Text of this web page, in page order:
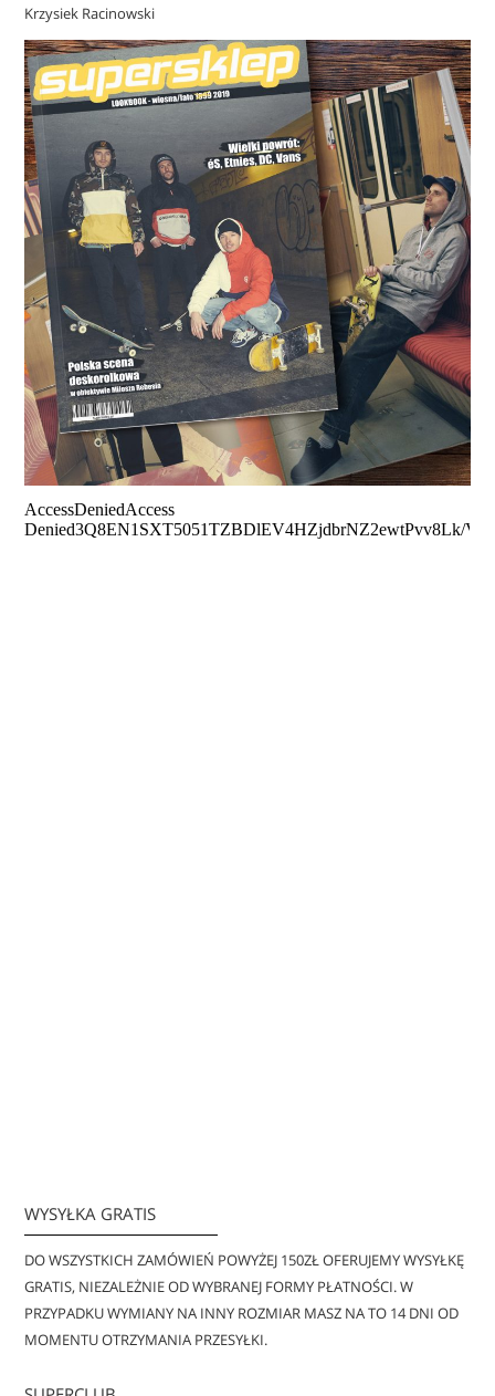
Krzysiek Racinowski
WYSYŁKA GRATIS
DO WSZYSTKICH ZAMÓWIEŃ POWYŻEJ 150ZŁ OFERUJEMY WYSYŁKĘ
GRATIS, NIEZALEŻNIE OD WYBRANEJ FORMY PŁATNOŚCI. W
PRZYPADKU WYMIANY NA INNY ROZMIAR MASZ NA TO 14 DNI OD
MOMENTU OTRZYMANIA PRZESYŁKI.